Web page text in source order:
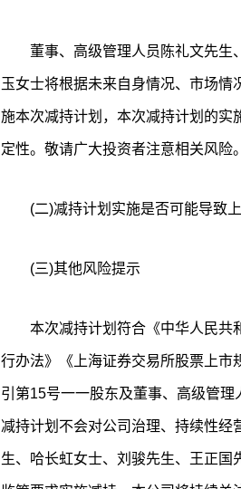
董事、高级管理人员陈礼文先生
玉女士将根据未来自身情况、市场
施本次减持计划，本次减持计划的实
定性。敬请广大投资者注意相关风险。
(二)减持计划实施是否可能导致
(三)其他风险提示
本次减持计划符合《中华人民共
行办法》《上海证券交易所股票上市
引第15号一一股东及董事、高级管
减持计划不会对公司治理、持续性
生、哈长虹女士、刘骏先生、王正国